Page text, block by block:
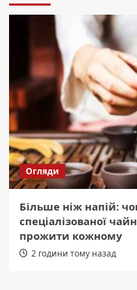
Огляди
Більше ніж напій:
спеціалізованої
прожити кожному
2 години тому назад